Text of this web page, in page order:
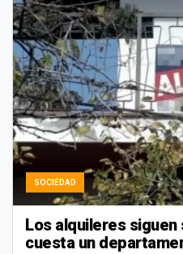
SOCIEDAD
Los alquileres
cuesta un